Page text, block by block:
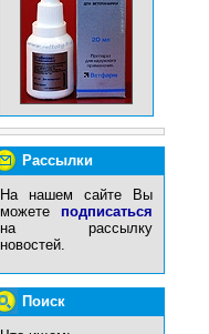
Рассылки
На нашем сайте Вы
можете подписаться
на рассылку
новостей.
Поиск